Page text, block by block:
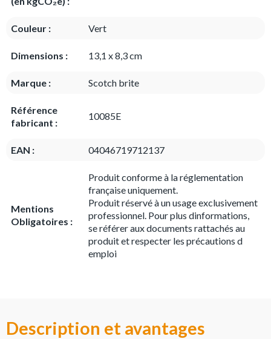
Couleur : Vert
Dimensions : 13,1 x 8,3 cm
Marque : Scotch brite
Référence
fabricant :
10085E
EAN : 04046719712137
Mentions
Obligatoires :
Produit conforme à la réglementation
française uniquement.
Produit réservé à un usage exclusivement
professionnel. Pour plus dinformations,
se référer aux documents rattachés au
produit et respecter les précautions d
emploi
Description et avantages